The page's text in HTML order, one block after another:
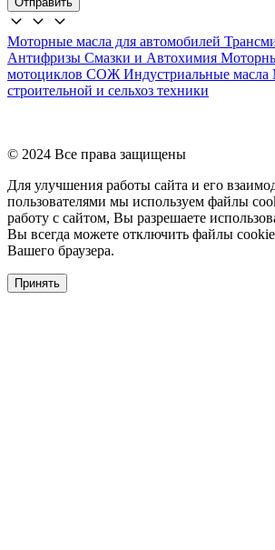
Моторные масла для автомобилей
Антифризы Смазки и Автохимия
мотоциклов СОЖ Индустриальные масла
строительной и сельхоз техники
© 2024 Все права защищены
Для улучшения работы сайта и его
пользователями мы используем файлы
работу с сайтом, Вы разрешаете
Вы всегда можете отключить файлы
Вашего браузера.
Принять